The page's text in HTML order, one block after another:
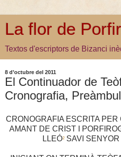
La flor de
Textos d'escriptors de Bizanci
8 d’octubre del 2011
El Continuador de
Cronografia, Preàmbul
CRONOGRAFIA ESCRITA PER
AMANT DE CRIST I
LLEÓ2SAVI SENYOR